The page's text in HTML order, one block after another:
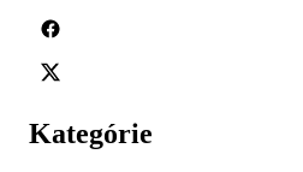
Kategórie